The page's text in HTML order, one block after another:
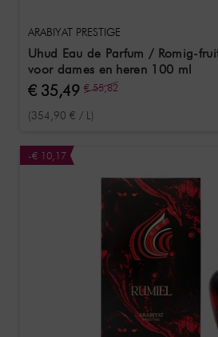
ARABIYAT PRESTIGE
Uhud Eau de Parfum / Romig-
voor dames en heren 100 ml
€ 35,49 € 55,82
(354,90 € / L)
-€ 10,17